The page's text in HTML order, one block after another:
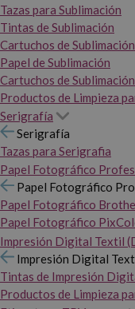
Tazas para Sublimación
Tintas de Sublimación
Cartuchos de
Papel de Sublimación
Cartuchos de
Productos de Limpieza
Serigrafía
Serigrafía
Tazas para Serigrafia
Papel Fotográfico
Papel Fotográfico
Papel Fotográfico
Papel Fotográfico
Impresión Digital Textil
Impresión Digital
Tintas de Impresión
Productos de Limpieza